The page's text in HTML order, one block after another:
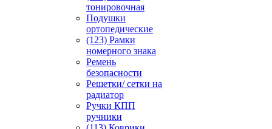
тонировочная
Подушки
ортопедические
(123) Рамки
номерного знака
Ремень
безопасности
Решетки/ сетки на
радиатор
Ручки КПП
ручники